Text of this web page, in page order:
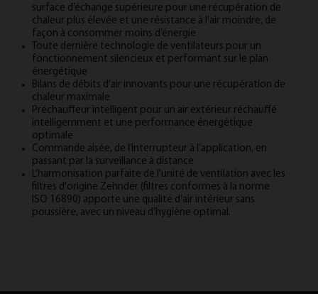
surface d’échange supérieure pour une récupération de
chaleur plus élevée et une résistance à l’air moindre, de
façon à consommer moins d’énergie
Toute dernière technologie de ventilateurs pour un
fonctionnement silencieux et performant sur le plan
énergétique
Bilans de débits d’air innovants pour une récupération de
chaleur maximale
Préchauffeur intelligent pour un air extérieur réchauffé
intelligemment et une performance énergétique
optimale
Commande aisée, de l’interrupteur à l’application, en
passant par la surveillance à distance
L’harmonisation parfaite de l'unité de ventilation avec les
filtres d'origine Zehnder (filtres conformes à la norme
ISO 16890) apporte une qualité d’air intérieur sans
poussière, avec un niveau d’hygiène optimal.